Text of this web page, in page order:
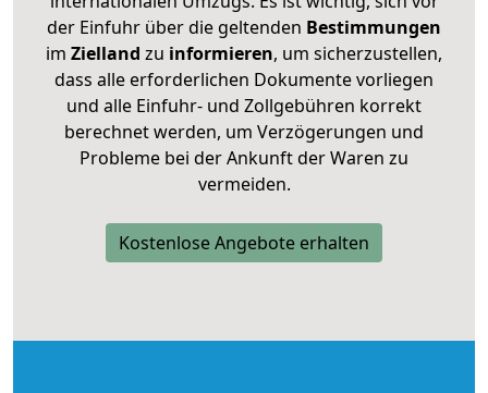
der Einfuhr über die geltenden Bestimmungen
im Zielland zu informieren, um sicherzustellen,
dass alle erforderlichen Dokumente vorliegen
und alle Einfuhr- und Zollgebühren korrekt
berechnet werden, um Verzögerungen und
Probleme bei der Ankunft der Waren zu
vermeiden.
Kostenlose Angebote erhalten